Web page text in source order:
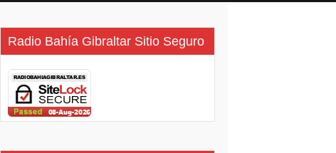
Radio Bahía Gibraltar Sitio Seguro